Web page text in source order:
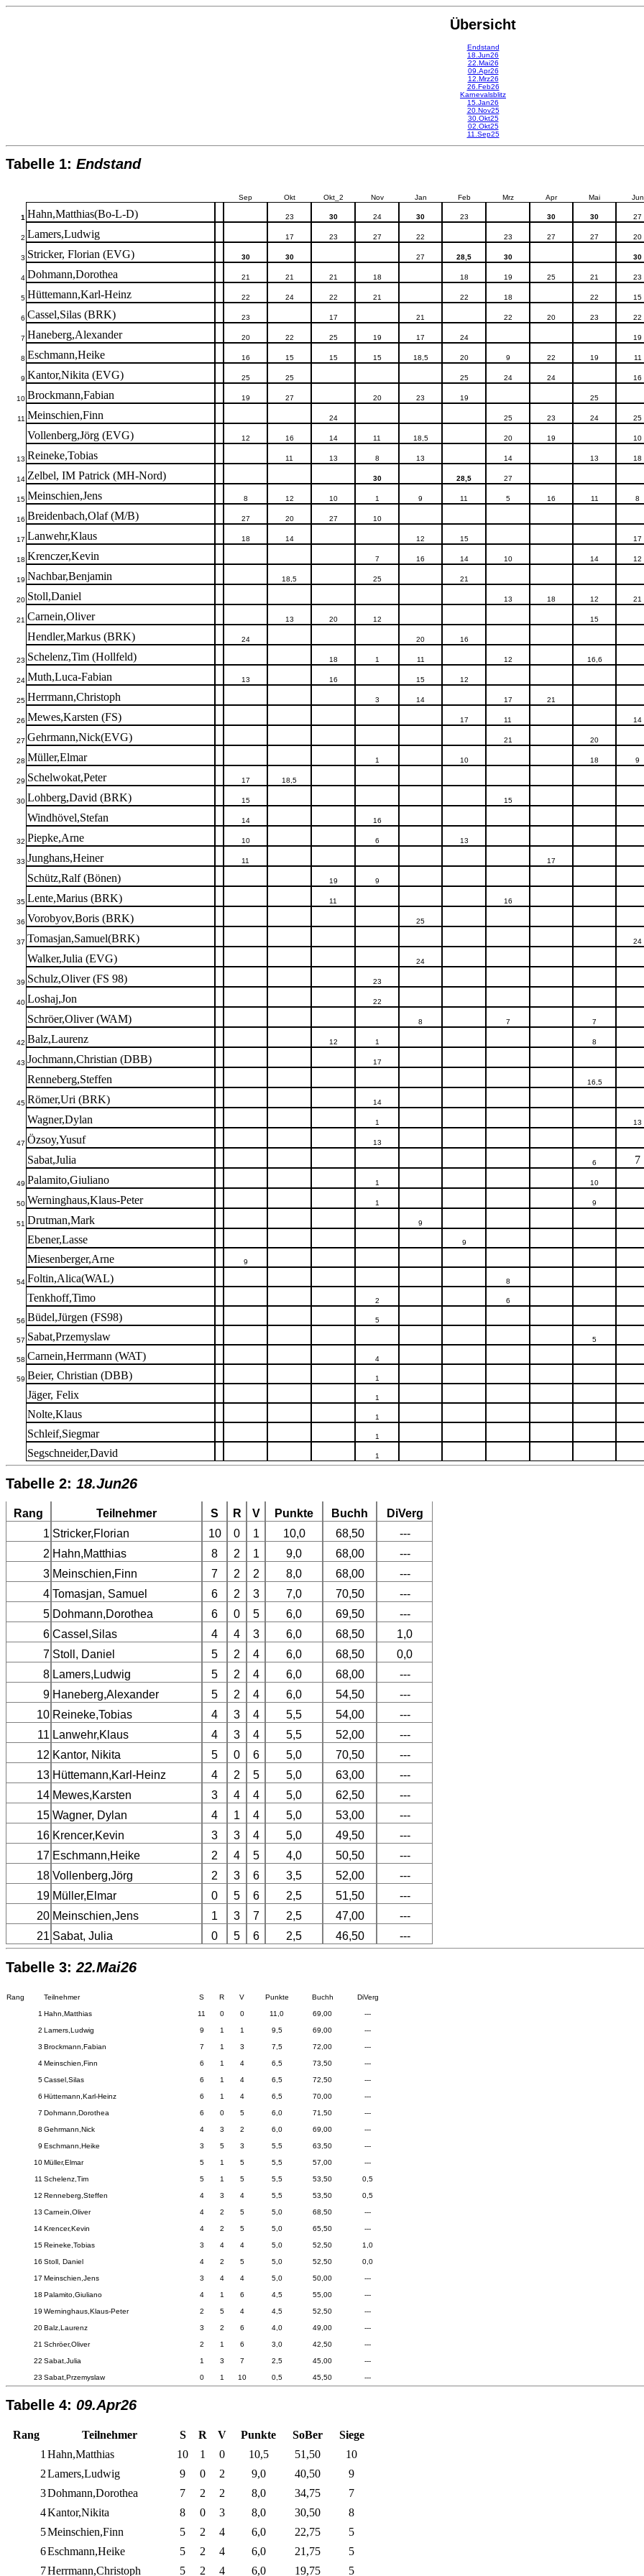
Übersicht
Endstand
18.Jun26
22.Mai26
09.Apr26
12.Mrz26
26.Feb26
Karnevalsblitz
15.Jan26
20.Nov25
30.Okt25
02.Okt25
11.Sep25
Tabelle 1: Endstand
Sep Okt Okt_2 Nov Jan Feb Mrz Apr Mai Jun
1 Hahn,Matthias(Bo-L-D) 23 30 24 30 23 30 30 27
2 Lamers,Ludwig 17 23 27 22 23 27 27 20
3 Stricker, Florian (EVG) 30 30 27 28,5 30 30
4 Dohmann,Dorothea 21 21 21 18 18 19 25 21 23
5 Hüttemann,Karl-Heinz 22 24 22 21 22 18 22 15
6 Cassel,Silas (BRK) 23 17 21 22 20 23 22
7 Haneberg,Alexander 20 22 25 19 17 24 19
8 Eschmann,Heike 16 15 15 15 18,5 20 9 22 19 11
9 Kantor,Nikita (EVG) 25 25 25 24 24 16
10 Brockmann,Fabian 19 27 20 23 19 25
11 Meinschien,Finn 24 25 23 24 25
Vollenberg,Jörg (EVG) 12 16 14 11 18,5 20 19 10
13 Reineke,Tobias 11 13 8 13 14 13 18
14 Zelbel, IM Patrick (MH-Nord) 30 28,5 27
15 Meinschien,Jens 8 12 10 1 9 11 5 16 11 8
16 Breidenbach,Olaf (M/B) 27 20 27 10
17 Lanwehr,Klaus 18 14 12 15 17
18 Krenczer,Kevin 7 16 14 10 14 12
19 Nachbar,Benjamin 18,5 25 21
20 Stoll,Daniel 13 18 12 21
21 Carnein,Oliver 13 20 12 15
Hendler,Markus (BRK) 24 20 16
23 Schelenz,Tim (Hollfeld) 18 1 11 12 16,6
24 Muth,Luca-Fabian 13 16 15 12
25 Herrmann,Christoph 3 14 17 21
26 Mewes,Karsten (FS) 17 11 14
27 Gehrmann,Nick(EVG) 21 20
28 Müller,Elmar 1 10 18 9
29 Schelwokat,Peter 17 18,5
30 Lohberg,David (BRK) 15 15
Windhövel,Stefan 14 16
32 Piepke,Arne 10 6 13
33 Junghans,Heiner 11 17
Schütz,Ralf (Bönen) 19 9
35 Lente,Marius (BRK) 11 16
36 Vorobyov,Boris (BRK) 25
37 Tomasjan,Samuel(BRK) 24
Walker,Julia (EVG) 24
39 Schulz,Oliver (FS 98) 23
40 Loshaj,Jon 22
Schröer,Oliver (WAM) 8 7 7
42 Balz,Laurenz 12 1 8
43 Jochmann,Christian (DBB) 17
Renneberg,Steffen 16,5
45 Römer,Uri (BRK) 14
Wagner,Dylan 1 13
47 Özsoy,Yusuf 13
Sabat,Julia 6 7
49 Palamito,Giuliano 1 10
50 Werninghaus,Klaus-Peter 1 9
51 Drutman,Mark 9
Ebener,Lasse 9
Miesenberger,Arne 9
54 Foltin,Alica(WAL) 8
Tenkhoff,Timo 2 6
56 Büdel,Jürgen (FS98) 5
57 Sabat,Przemyslaw 5
58 Carnein,Herrmann (WAT) 4
59 Beier, Christian (DBB) 1
Jäger, Felix 1
Nolte,Klaus 1
Schleif,Siegmar 1
Segschneider,David 1
Tabelle 2: 18.Jun26
Rang Teilnehmer S R V Punkte Buchh
DiVerg
1 Stricker,Florian 10 0 1 10,0 68,50
---
2 Hahn,Matthias 8 2 1 9,0 68,00
---
3 Meinschien,Finn 7 2 2 8,0 68,00
---
4 Tomasjan, Samuel 6 2 3 7,0 70,50
---
5 Dohmann,Dorothea 6 0 5 6,0 69,50
---
6 Cassel,Silas 4 4 3 6,0 68,50
1,0
7 Stoll, Daniel 5 2 4 6,0 68,50
0,0
8 Lamers,Ludwig 5 2 4 6,0 68,00
---
9 Haneberg,Alexander 5 2 4 6,0 54,50
---
10 Reineke,Tobias 4 3 4 5,5 54,00
---
11 Lanwehr,Klaus 4 3 4 5,5 52,00
---
12 Kantor, Nikita 5 0 6 5,0 70,50
---
13 Hüttemann,Karl-Heinz 4 2 5 5,0 63,00
---
14 Mewes,Karsten 3 4 4 5,0 62,50
---
15 Wagner, Dylan 4 1 4 5,0 53,00
---
16 Krencer,Kevin 3 3 4 5,0 49,50
---
17 Eschmann,Heike 2 4 5 4,0 50,50
---
18 Vollenberg,Jörg 2 3 6 3,5 52,00
---
19 Müller,Elmar 0 5 6 2,5 51,50
---
20 Meinschien,Jens 1 3 7 2,5 47,00
---
21 Sabat, Julia 0 5 6 2,5 46,50 ---
Tabelle 3: 22.Mai26
Rang Teilnehmer S R V Punkte Buchh DiVerg
1 Hahn,Matthias 11 0 0 11,0 69,00 ---
2 Lamers,Ludwig 9 1 1 9,5 69,00 ---
3 Brockmann,Fabian 7 1 3 7,5 72,00 ---
4Meinschien,Finn 6 1 4 6,5 73,50 ---
5Cassel,Silas 6 1 4 6,5 72,50 ---
6 Hüttemann,Karl-Heinz 6 1 4 6,5 70,00 ---
7 Dohmann,Dorothea 6 0 5 6,0 71,50 ---
8 Gehrmann,Nick 4 3 2 6,0 69,00 ---
9 Eschmann,Heike 3 5 3 5,5 63,50 ---
10Müller,Elmar 5 1 5 5,5 57,00 ---
11 Schelenz,Tim 5 1 5 5,5 53,50 0,5
12 Renneberg,Steffen 4 3 4 5,5 53,50 0,5
13 Carnein,Oliver 4 2 5 5,0 68,50 ---
14Krencer,Kevin 4 2 5 5,0 65,50 ---
15Reineke,Tobias 3 4 4 5,0 52,50 1,0
16 Stoll, Daniel 4 2 5 5,0 52,50 0,0
17 Meinschien,Jens 3 4 4 5,0 50,00 ---
18 Palamito,Giuliano 4 1 6 4,5 55,00 ---
19 Werninghaus,Klaus-Peter 2 5 4 4,5 52,50 ---
20Balz,Laurenz 3 2 6 4,0 49,00 ---
21 Schröer,Oliver 2 1 6 3,0 42,50 ---
22 Sabat,Julia 1 3 7 2,5 45,00 ---
23 Sabat,Przemyslaw 0 1 10 0,5 45,50 ---
Tabelle 4: 09.Apr26
Rang Teilnehmer S R V Punkte SoBer
Siege
1 Hahn,Matthias 10 1 0 10,5 51,50
10
2Lamers,Ludwig 9 0 2 9,0 40,50
9
3Dohmann,Dorothea 7 2 2 8,0 34,75
7
4Kantor,Nikita 8 0 3 8,0 30,50
8
5Meinschien,Finn 5 2 4 6,0 22,75
5
6Eschmann,Heike 5 2 4 6,0 21,75
5
7Herrmann,Christoph 5 2 4 6,0 19,75 5